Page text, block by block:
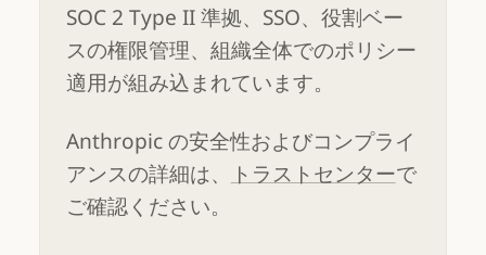
SOC 2 Type II 準拠、SSO、役割ベー
スの権限管理、組織全体でのポリシー
適用が組み込まれています。
Anthropic の安全性およびコンプライ
アンスの詳細は、
トラストセンターで
ご確認ください。